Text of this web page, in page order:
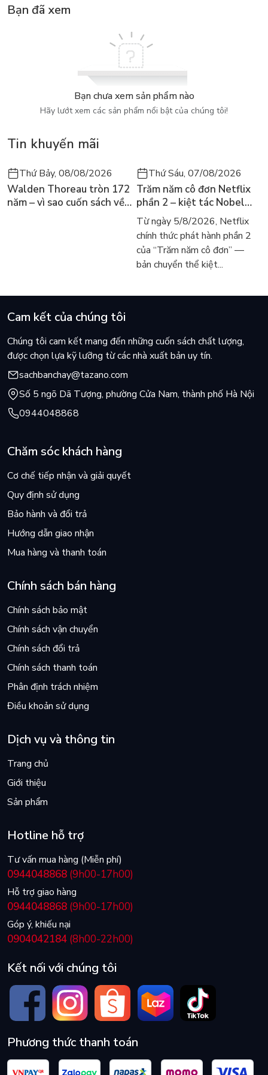
Bạn đã xem
Bạn chưa xem sản phẩm nào
Hãy lướt xem các sản phẩm nổi bật của chúng tôi!
Tin khuyến mãi
Thứ Bảy, 08/08/2026
Walden Thoreau tròn 172
năm – vì sao cuốn sách về
Thứ Sáu, 07/08/2026
Trăm năm cô đơn Netflix
phần 2 – kiệt tác Nobel
trở lại màn ảnh, dòng
người tìm đọc lại García
Márquez
Từ ngày 5/8/2026, Netflix
chính thức phát hành phần 2
của “Trăm năm cô đơn” —
bản chuyển thể kiệt...
Cam kết của chúng tôi
Chúng tôi cam kết mang đến những cuốn sách chất lượng,
được chọn lựa kỹ lưỡng từ các nhà xuất bản uy tín.
sachbanchay@tazano.com
Số 5 ngõ Dã Tượng, phường Cửa Nam, thành phố Hà Nội
0944048868
Chăm sóc khách hàng
Cơ chế tiếp nhận và giải quyết
Quy định sử dụng
Bảo hành và đổi trả
Hướng dẫn giao nhận
Mua hàng và thanh toán
Chính sách bán hàng
Chính sách bảo mật
Chính sách vận chuyển
Chính sách đổi trả
Chính sách thanh toán
Phân định trách nhiệm
Điều khoản sử dụng
Dịch vụ và thông tin
Trang chủ
Giới thiệu
Sản phẩm
Hotline hỗ trợ
Tư vấn mua hàng (Miễn phí)
0944048868 (9h00-17h00)
Hỗ trợ giao hàng
0944048868 (9h00-17h00)
Góp ý, khiếu nại
0904042184 (8h00-22h00)
Kết nối với chúng tôi
Phương thức thanh toán